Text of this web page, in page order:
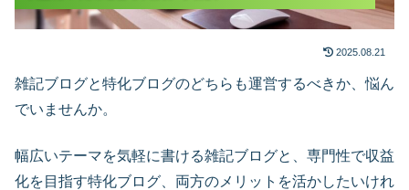
2025.08.21
雑記ブログと特化ブログのどちらも運営するべきか、悩ん
でいませんか。
幅広いテーマを気軽に書ける雑記ブログと、専門性で収益
化を目指す特化ブログ、両方のメリットを活かしたいけれ